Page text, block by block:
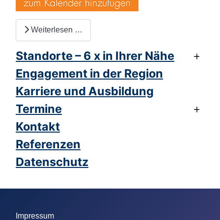
Weiterlesen …
Standorte – 6 x in Ihrer Nähe
Engagement in der Region
Karriere und Ausbildung
Termine
Kontakt
Referenzen
Datenschutz
Impressum